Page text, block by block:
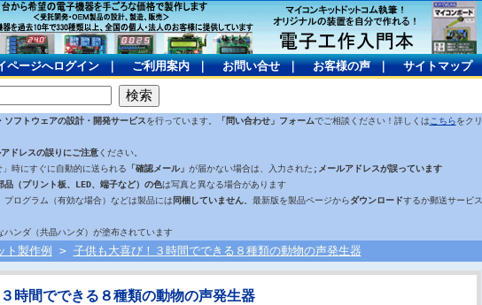
ページへログイン｜ ご利用案内｜ お問い合せ｜ お客様の声｜ サイトマップ
ソフトウェアの設計・開発サービスを行っています。 「問い合わせ」フォームでご相談ください！詳しくは こちらをクリ
ドレスの誤りにご注意ください。
」時にすぐに自動的に送られる 「確認メール」 が届かない場合は、入力された; メールアドレスが誤っています
品（プリント板、LED、端子など）の色は写真と異なる場合があります
ログラム（有効な場合）などは製品には 同梱していません。最新版を製品ページからダウンロードするか郵送サービス
ンダ（共晶ハンダ）が塗布されています
ト製作例 > 子供も大喜び！３時間でできる８種類の動物の声発生器
時間でできる８種類の動物の声発生器